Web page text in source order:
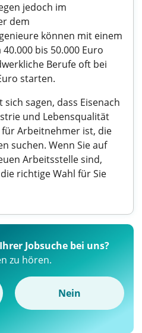
jedoch im
dem
können mit einem
bis 50.000 Euro
Berufe oft bei
starten.
sagen, dass Eisenach
und Lebensqualität
Arbeitnehmer ist, die
suchen. Wenn Sie auf
Arbeitsstelle sind,
richtige Wahl für Sie
Jobsuche bei uns?
zu hören.
Nein